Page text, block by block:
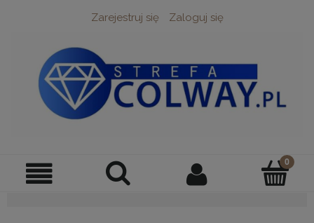
Zarejestruj się Zaloguj się